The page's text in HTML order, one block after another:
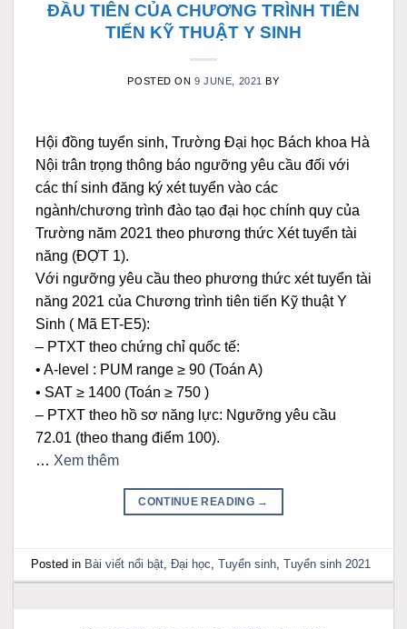
ĐẦU TIÊN CỦA CHƯƠNG TRÌNH TIÊN
TIẾN KỸ THUẬT Y SINH
POSTED ON9 JUNE, 2021 BY
Hội đồng tuyển sinh, Trường Đại học Bách khoa Hà
Nội trân trọng thông báo ngưỡng yêu cầu đối với
các thí sinh đăng ký xét tuyển vào các
ngành/chương trình đào tạo đại học chính quy của
Trường năm 2021 theo phương thức Xét tuyển tài
năng (ĐỢT 1).
Với ngưỡng yêu cầu theo phương thức xét tuyển tài
năng 2021 của Chương trình tiên tiến Kỹ thuật Y
Sinh ( Mã ET-E5):
– PTXT theo chứng chỉ quốc tế:
• A-level : PUM range ≥ 90 (Toán A)
• SAT ≥ 1400 (Toán ≥ 750 )
– PTXT theo hồ sơ năng lực: Ngưỡng yêu cầu
72.01 (theo thang điểm 100).
… Xem thêm
CONTINUE READING →
Posted in Bài viết nổi bật ,Đại học ,Tuyển sinh ,Tuyển sinh 2021